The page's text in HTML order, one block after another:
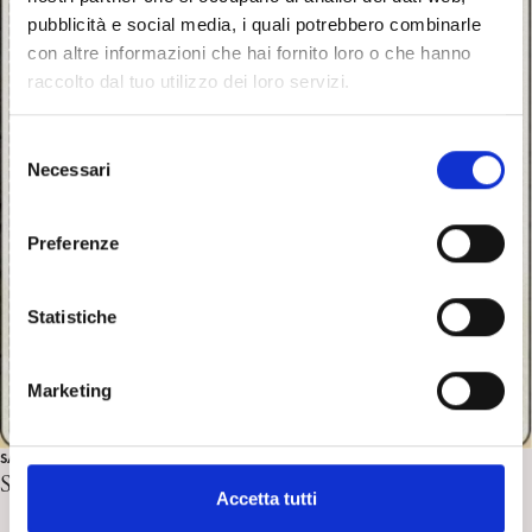
pubblicità e social media, i quali potrebbero combinarle
con altre informazioni che hai fornito loro o che hanno
raccolto dal tuo utilizzo dei loro servizi.
S
e
l
e
z
i
o
n
e
d
e
l
c
Necessari
Preferenze
Statistiche
Marketing
Accetta tutti
SALUTE MENTALE E PSICOANALISI
Sui femminicidi e sulla violenza. L. Betti